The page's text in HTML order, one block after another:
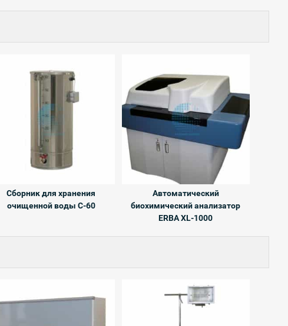
Сборник для хранения
очищенной воды С-60
Автоматический
биохимический анализатор
ERBA XL-1000